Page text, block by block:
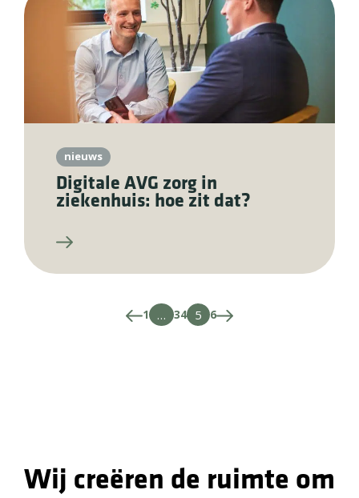
nieuws
Digitale AVG zorg in
ziekenhuis: hoe zit dat?
1 … 34 5 6
Wij creëren de ruimte om